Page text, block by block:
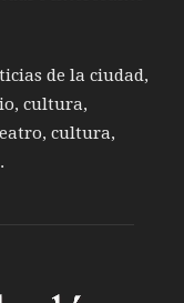
de la ciudad,
cultura,
cultura,